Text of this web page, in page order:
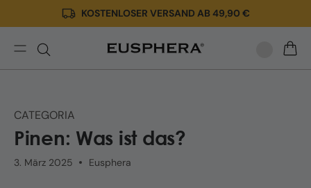
zum
Inhalt
KOSTENLOSER VERSAND AB 49,90 €
CATEGORIA
Pinen: Was ist das?
3. März 2025 Eusphera